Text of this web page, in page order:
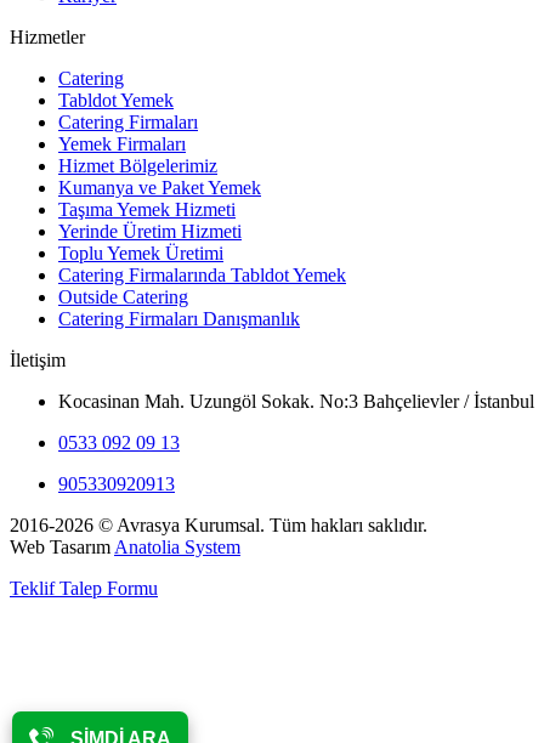
ŞİMDİ ARA
Hizmetler
Catering
Tabldot Yemek
Catering Firmaları
Yemek Firmaları
Hizmet Bölgelerimiz
Kumanya ve Paket Yemek
Taşıma Yemek Hizmeti
Yerinde Üretim Hizmeti
Toplu Yemek Üretimi
Catering Firmalarında Tabldot Yemek
Outside Catering
Catering Firmaları Danışmanlık
İletişim
Kocasinan Mah. Uzungöl Sokak. No:3 Bahçelievler / İstanbul
0533 092 09 13
905330920913
2016-2026 © Avrasya Kurumsal. Tüm hakları saklıdır.
Web Tasarım Anatolia System
Teklif Talep Formu